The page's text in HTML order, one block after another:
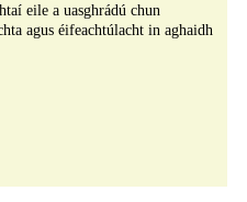
eile a uasghrádú chun
agus éifeachtúlacht in aghaidh